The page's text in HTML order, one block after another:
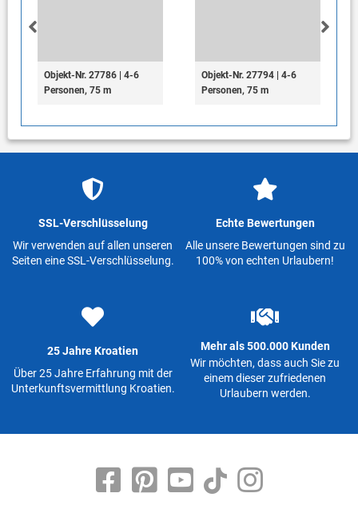
Objekt-Nr. 27786 | 4-6
Personen, 75 m
Objekt-Nr. 27794 | 4-6
Personen, 75 m
SSL-Verschlüsselung
Wir verwenden auf allen unseren
Seiten eine SSL-Verschlüsselung.
Echte Bewertungen
Alle unsere Bewertungen sind zu
100% von echten Urlaubern!
25 Jahre Kroatien
Über 25 Jahre Erfahrung mit der
Unterkunftsvermittlung Kroatien.
Mehr als 500.000 Kunden
Wir möchten, dass auch Sie zu
einem dieser zufriedenen
Urlaubern werden.